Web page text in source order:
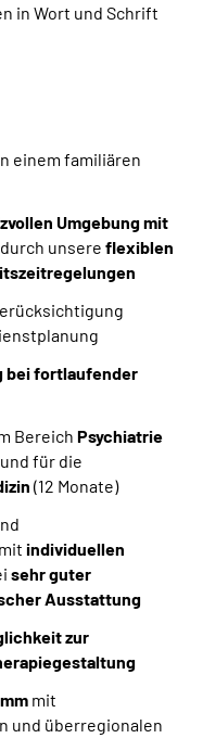
in Wort und Schrift
einem familiären
Umgebung mit
unsere flexiblen
bei fortlaufender
Bereich Psychiatrie
für die
(12 Monate)
individuellen
sehr guter
Ausstattung
zur
mit
und überregionalen